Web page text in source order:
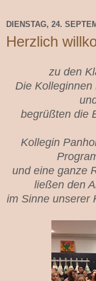
DIENSTAG, 24.
Herzlich
zu den
Die
begrüßten die
Kollegin
und eine ganze
ließen den
im Sinne unserer